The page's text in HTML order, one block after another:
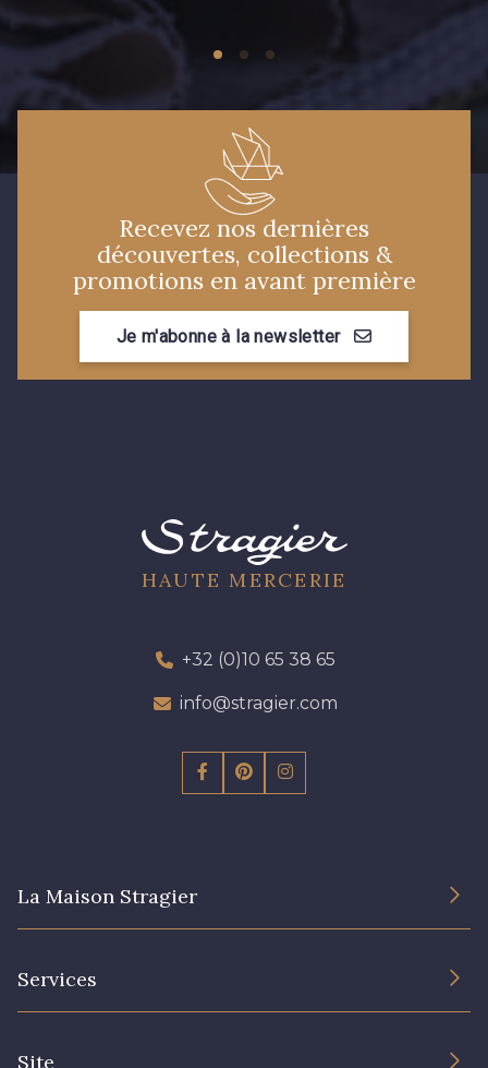
Recevez nos dernières
découvertes, collections &
promotions en avant première
Je m'abonne à la newsletter
HAUTE MERCERIE
+32 (0)10 65 38 65
info@stragier.com
La Maison Stragier
Services
Site